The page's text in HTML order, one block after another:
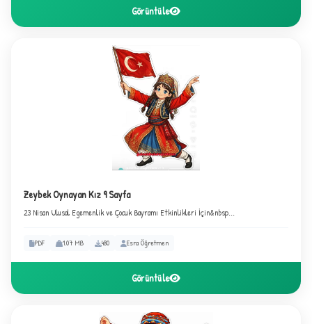
Görüntüle
Zeybek Oynayan Kız 9 Sayfa
23 Nisan Ulusal Egemenlik ve Çocuk Bayramı Etkinlikleri İçin&nbsp...
PDF 1.07 MB 480 Esra Öğretmen
Görüntüle